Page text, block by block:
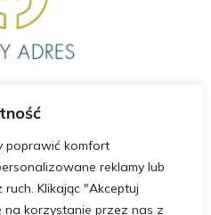
poprawić komfort
reklamy lub
Klikając "Akceptuj
korzystanie przez nas z
12:00 – 21:00
– 21:00